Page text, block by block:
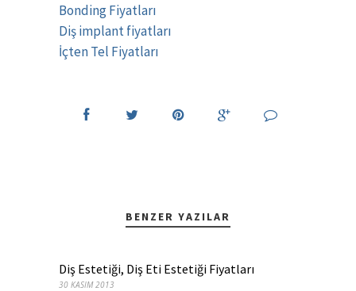
Bonding Fiyatları
Diş implant fiyatları
İçten Tel Fiyatları
BENZER YAZILAR
Diş Estetiği, Diş Eti Estetiği Fiyatları
30 KASIM 2013